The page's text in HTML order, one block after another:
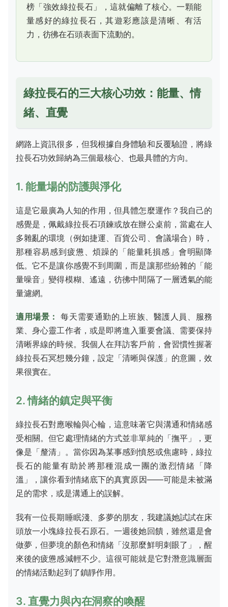
榜「強效綠拉長石」，這就偏離了核心。一顆能
量感好的綠拉長石，其遊彩應該是清晰、有活
力，彷彿在石頭表面下流動的。
綠拉長石的三大核心功效：能量、情
緒、直覺
網路上資訊很多，但我根據自身體驗和反覆驗證，將綠
拉長石功效歸納為三個最核心、也最具體的方向。
1. 能量場的防護與淨化
這是它最廣為人知的作用，但具體怎麼運作？我自己的
感覺是，佩戴綠拉長石項鍊或放在辦公桌前，當處在人
多雜亂的環境（例如捷運、百貨公司、會議場合）時，
那種容易感到疲憊、煩躁的「能量耗損感」會明顯降
低。它不是讓你感覺不到周圍，而是讓那些紛雜的「能
量噪音」變得模糊、遙遠，彷彿中間隔了一層透氣的能
量濾網。
適用場景： 每天需要通勤的上班族、醫護人員、服務
業、身心靈工作者，或是即將進入重要會議、需要保持
清晰界線的時候。我個人在拜訪客戶前，會習慣性握著
綠拉長石冥想幾分鐘，設定「清晰與保護」的意圖，效
果很實在。
2. 情緒的鎮定與平衡
綠拉長石對應喉輪與心輪，這意味著它與溝通和情緒感
受相關。但它處理情緒的方式並非單純的「撫平」，更
像是「釐清」。當你因為某事感到憤怒或焦慮時，綠拉
長石的能量有助於將那種混成一團的激烈情緒「降
溫」，讓你看到情緒底下的真實原因——可能是未被滿
足的需求，或是溝通上的誤解。
我有一位長期睡眠淺、多夢的朋友，我建議她試試在床
頭放一小塊綠拉長石原石。一週後她回饋，雖然還是會
做夢，但夢境的顏色和情緒「沒那麼鮮明刺眼了」，醒
來後的疲憊感減輕不少。這很可能就是它對潛意識層面
的情緒活動起到了鎮靜作用。
3. 直覺力與內在洞察的喚醒